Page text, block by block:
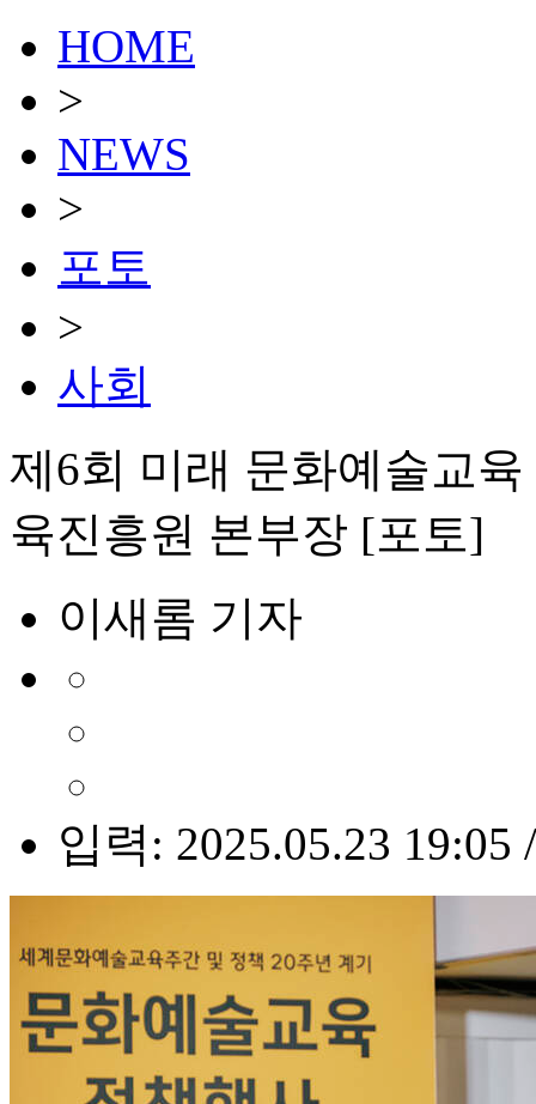
HOME
>
NEWS
>
포토
>
사회
제6회 미래 문화예술교
육진흥원 본부장 [포토]
이새롬 기자
입력: 2025.05.23 19:05